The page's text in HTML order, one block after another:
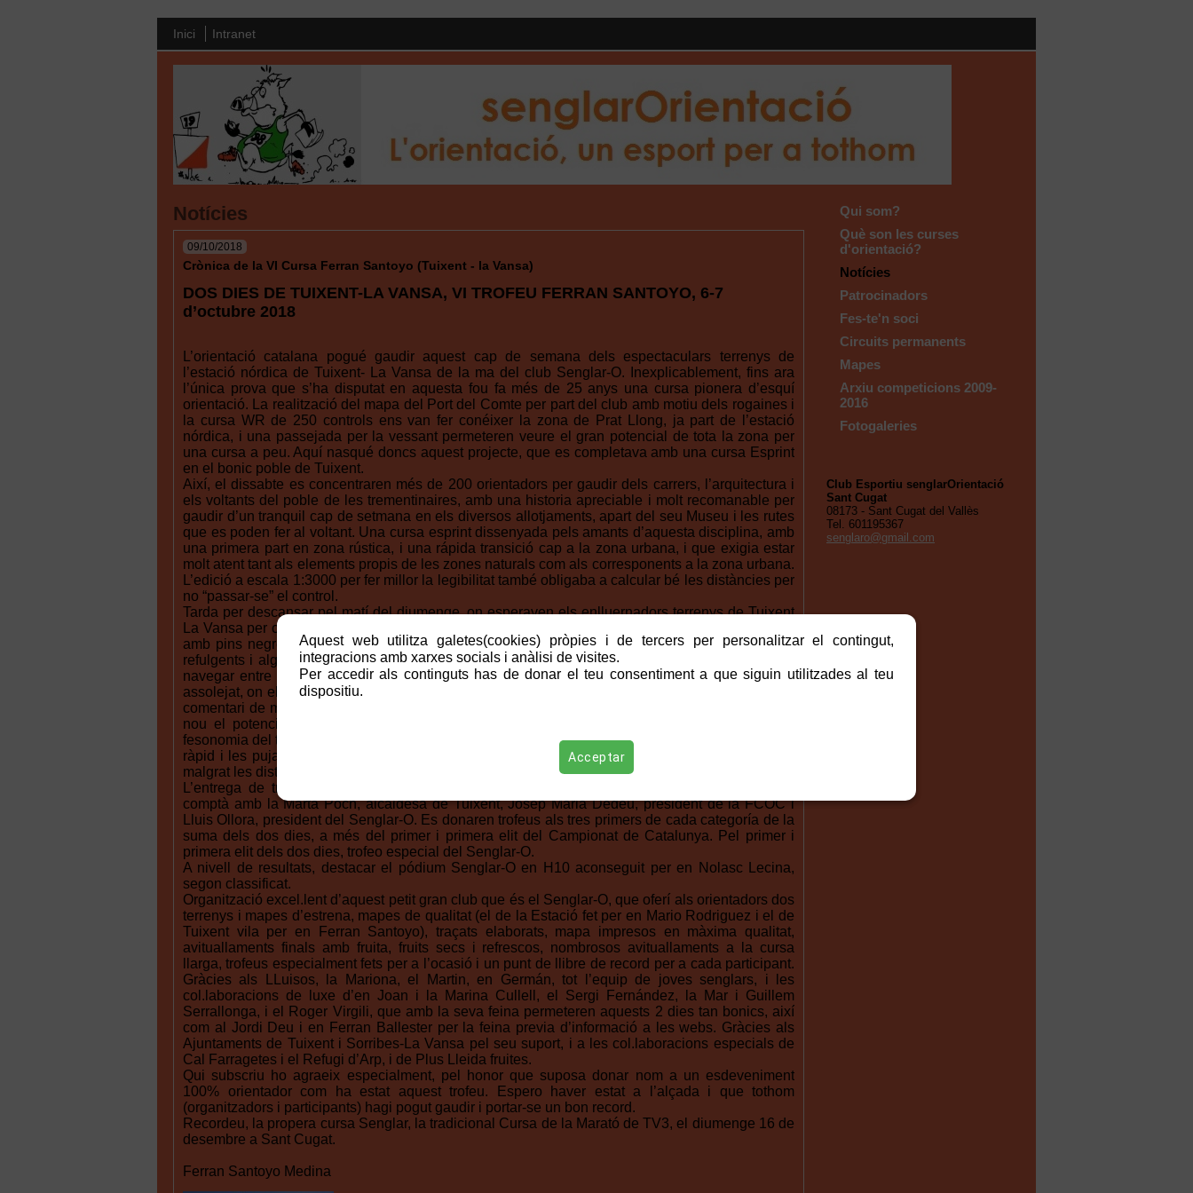
Inici Intranet
Qui som?
Què son les curses
d'orientació?
Notícies
Patrocinadors
Fes-te'n soci
Circuits permanents
Mapes
Arxiu competicions 2009-
2016
Fotogaleries
Club Esportiu senglarOrientació
Sant Cugat
08173 - Sant Cugat del Vallès
Tel. 601195367
senglaro@gmail.com
Notícies
09/10/2018
Crònica de la VI Cursa Ferran Santoyo (Tuixent - la Vansa)
DOS DIES DE TUIXENT-LA VANSA, VI TROFEU FERRAN SANTOYO, 6-7
d’octubre 2018
L’orientació catalana pogué gaudir aquest cap de semana dels espectaculars terrenys de
l’estació nórdica de Tuixent- La Vansa de la ma del club Senglar-O. Inexplicablement, fins ara
l’única prova que s’ha disputat en aquesta fou fa més de 25 anys una cursa pionera d’esquí
orientació. La realització del mapa del Port del Comte per part del club amb motiu dels rogaines i
la cursa WR de 250 controls ens van fer conéixer la zona de Prat Llong, ja part de l’estació
nórdica, i una passejada per la vessant permeteren veure el gran potencial de tota la zona per
una cursa a peu. Aquí nasqué doncs aquest projecte, que es completava amb una cursa Esprint
en el bonic poble de Tuixent.
Així, el dissabte es concentraren més de 200 orientadors per gaudir dels carrers, l’arquitectura i
els voltants del poble de les trementinaires, amb una historia apreciable i molt recomanable per
gaudir d’un tranquil cap de setmana en els diversos allotjaments, apart del seu Museu i les rutes
que es poden fer al voltant. Una cursa esprint dissenyada pels amants d’aquesta disciplina, amb
una primera part en zona rústica, i una rápida transició cap a la zona urbana, i que exigia estar
molt atent tant als elements propis de les zones naturals com als corresponents a la zona urbana.
L’edició a escala 1:3000 per fer millor la legibilitat també obligaba a calcular bé les distàncies per
no “passar-se” el control.
Tarda per descansar pel matí del diumenge, on esperaven els enlluernadors terrenys de Tuixent
La Vansa per celebrar el Campionat de Catalunya de Distància Llarga. Terrenys en vessant nets
amb pins negres alts, clarianes i semioberts, arbres monumentals, soques i arbres secs, prats
refulgents i alguns elements de roca i d’aigua. Un bosc meravellós on la premisa fou navegar i
navegar entre els arbres. Matí molt fred després d’una forta tempesta nocturna però lluminós i
assolejat, on els més de 300 participants gaudiren absolutament d’aquest terrenys privilegiats. El
comentari de molts fou de tornar una altra vegada, fent una altra cursa de Copa, per aprofitar de
nou el potencial del terreny. Traçats típics de llarga, sense gaires eleccions de ruta per la
fesonomia del terreny però buscant la navegació amb trams llargs bosc a través. En ser el terreny
ràpid i les pujades en general sostingudes donaren uns temps de guanyadors no massa llargs
malgrat les distàncies lineals i el desnivell.
L’entrega de trofeus, dissenyats especialmente per en Ferran, fou puntual a les 14 hores, i
comptà amb la Marta Poch, alcaldesa de Tuixent, Josep Maria Dedeu, president de la FCOC i
Lluis Ollora, president del Senglar-O. Es donaren trofeus als tres primers de cada categoría de la
suma dels dos dies, a més del primer i primera elit del Campionat de Catalunya. Pel primer i
primera elit dels dos dies, trofeo especial del Senglar-O.
A nivell de resultats, destacar el pódium Senglar-O en H10 aconseguit per en Nolasc Lecina,
segon classificat.
Organització excel.lent d’aquest petit gran club que és el Senglar-O, que oferí als orientadors dos
terrenys i mapes d’estrena, mapes de qualitat (el de la Estació fet per en Mario Rodriguez i el de
Tuixent vila per en Ferran Santoyo), traçats elaborats, mapa impresos en màxima qualitat,
avituallaments finals amb fruita, fruits secs i refrescos, nombrosos avituallaments a la cursa
llarga, trofeus especialment fets per a l’ocasió i un punt de llibre de record per a cada participant.
Gràcies als LLuisos, la Mariona, el Martin, en Germán, tot l’equip de joves senglars, i les
col.laboracions de luxe d’en Joan i la Marina Cullell, el Sergi Fernández, la Mar i Guillem
Serrallonga, i el Roger Virgili, que amb la seva feina permeteren aquests 2 dies tan bonics, així
com al Jordi Deu i en Ferran Ballester per la feina previa d’informació a les webs. Gràcies als
Ajuntaments de Tuixent i Sorribes-La Vansa pel seu suport, i a les col.laboracions especials de
Cal Farragetes i el Refugi d’Arp, i de Plus Lleida fruites.
Qui subscriu ho agraeix especialment, pel honor que suposa donar nom a un esdeveniment
100% orientador com ha estat aquest trofeu. Espero haver estat a l’alçada i que tothom
(organitzadors i participants) hagi pogut gaudir i portar-se un bon record.
Recordeu, la propera cursa Senglar, la tradicional Cursa de la Marató de TV3, el diumenge 16 de
desembre a Sant Cugat.
Ferran Santoyo Medina
Aquest web utilitza galetes(cookies) pròpies i de tercers per personalitzar el contingut,
integracions amb xarxes socials i anàlisi de visites.
Per accedir als continguts has de donar el teu consentiment a que siguin utilitzades al teu
dispositiu.
Acceptar